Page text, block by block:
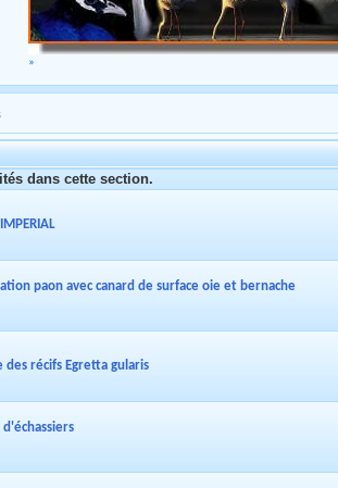
»
dans cette section.
paon avec canard de surface oie et bernache
des récifs Egretta gularis